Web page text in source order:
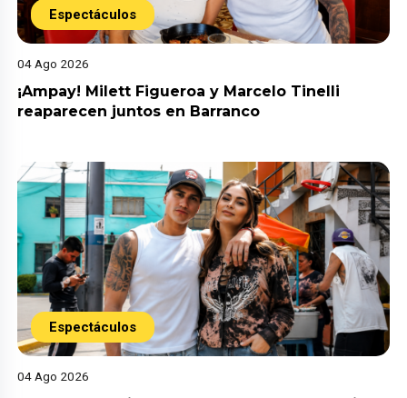
Espectáculos
04 Ago 2026
¡Ampay! Milett Figueroa y Marcelo Tinelli
reaparecen juntos en Barranco
Espectáculos
04 Ago 2026